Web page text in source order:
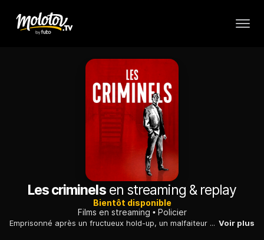
Les criminelsen streaming & replay
Bientôt disponible
Films en streaming
Policier
Emprisonné après un fructueux hold-up, un malfaiteur s'évade avec l'aide très intéressée de son ex-fiancée, à l'origine de sa dénonciation à la police. Voir plus